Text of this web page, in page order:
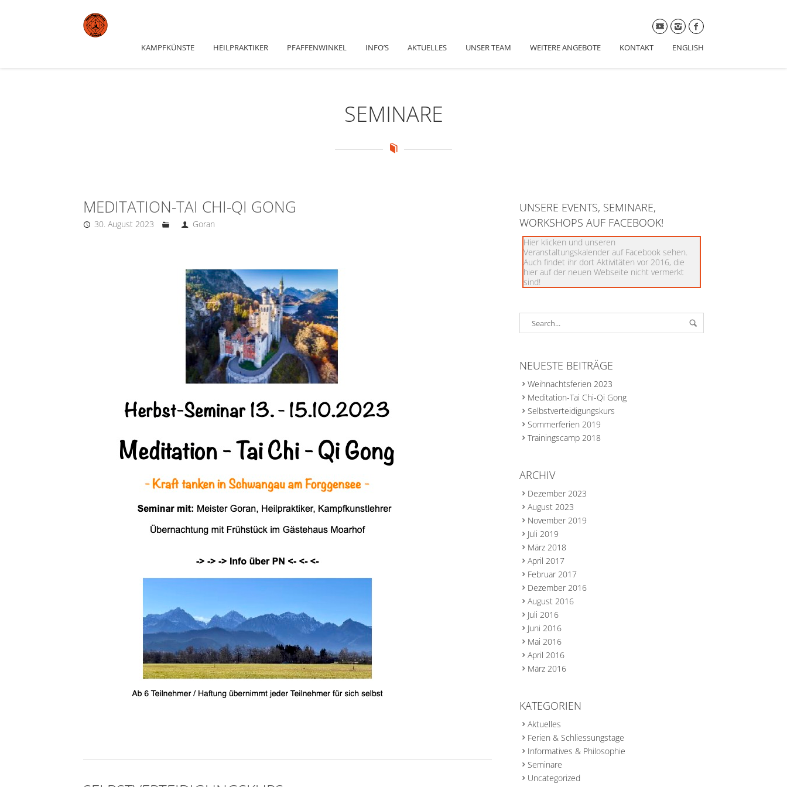
KAMPFKÜNSTE HEILPRAKTIKER PFAFFENWINKEL INFO’S AKTUELLES UNSER TEAM WEITERE ANGEBOTE KONTAKT ENGLISH
SEMINARE
MEDITATION-TAI CHI-QI GONG
30. August 2023 Goran
UNSERE EVENTS, SEMINARE,
WORKSHOPS AUF FACEBOOK!
Hier klicken und unseren
Veranstaltungskalender auf Facebook sehen.
Auch findet ihr dort Aktivitäten vor 2016, die
hier auf der neuen Webseite nicht vermerkt
sind!
NEUESTE BEITRÄGE
Weihnachtsferien 2023
Meditation-Tai Chi-Qi Gong
Selbstverteidigungskurs
Sommerferien 2019
Trainingscamp 2018
ARCHIV
Dezember 2023
August 2023
November 2019
Juli 2019
März 2018
April 2017
Februar 2017
Dezember 2016
August 2016
Juli 2016
Juni 2016
Mai 2016
April 2016
März 2016
KATEGORIEN
Aktuelles
Ferien & Schliessungstage
Informatives & Philosophie
Seminare
Uncategorized